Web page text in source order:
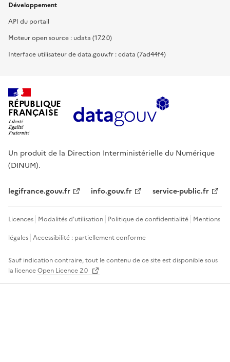
Développement
API du portail
Moteur open source : udata (17.2.0)
Interface utilisateur de data.gouv.fr : cdata (7ad44f4)
RÉPUBLIQUE
FRANÇAISE
Un produit de la Direction Interministérielle du Numérique
(DINUM).
legifrance.gouv.fr info.gouv.fr service-public.fr
Licences Modalités d'utilisation Politique de confidentialité Mentions
légales Accessibilité : partiellement conforme
Sauf indication contraire, tout le contenu de ce site est disponible sous
la licenceOpen Licence 2.0